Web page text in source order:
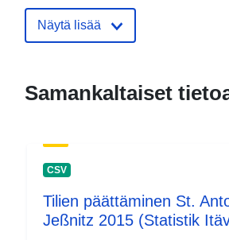
Näytä lisää
Samankaltaiset
CSV
Tilien päättäminen St.
Jeßnitz 2015 (Statistik